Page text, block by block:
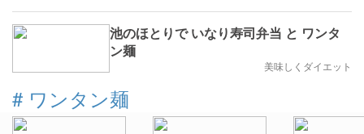
池のほとりで いなり寿司弁当 と ワンタ
ン麺
美味しくダイエット
# ワンタン麺